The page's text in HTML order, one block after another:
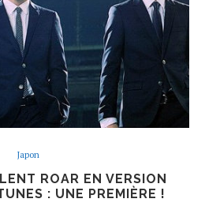
Japon
ROAR EN VERSION
: UNE PREMIÈRE !